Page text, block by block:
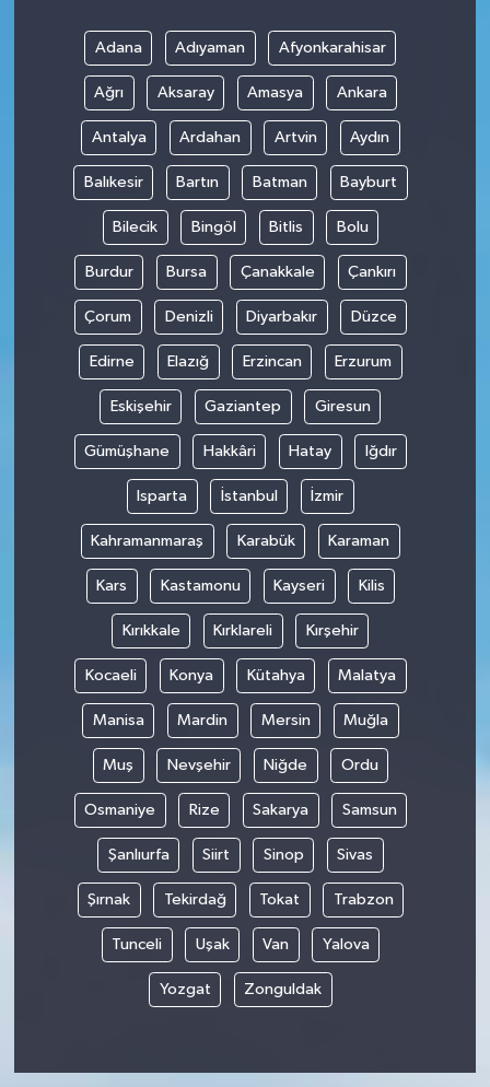
Adana Adıyaman Afyonkarahisar
Ağrı Aksaray Amasya Ankara
Antalya Ardahan Artvin Aydın
Balıkesir Bartın Batman Bayburt
Bilecik Bingöl Bitlis Bolu
Burdur Bursa Çanakkale Çankırı
Çorum Denizli Diyarbakır Düzce
Edirne Elazığ Erzincan Erzurum
Eskişehir Gaziantep Giresun
Gümüşhane Hakkâri Hatay Iğdır
Isparta İstanbul İzmir
Kahramanmaraş Karabük Karaman
Kars Kastamonu Kayseri Kilis
Kırıkkale Kırklareli Kırşehir
Kocaeli Konya Kütahya Malatya
Manisa Mardin Mersin Muğla
Muş Nevşehir Niğde Ordu
Osmaniye Rize Sakarya Samsun
Şanlıurfa Siirt Sinop Sivas
Şırnak Tekirdağ Tokat Trabzon
Tunceli Uşak Van Yalova
Yozgat Zonguldak